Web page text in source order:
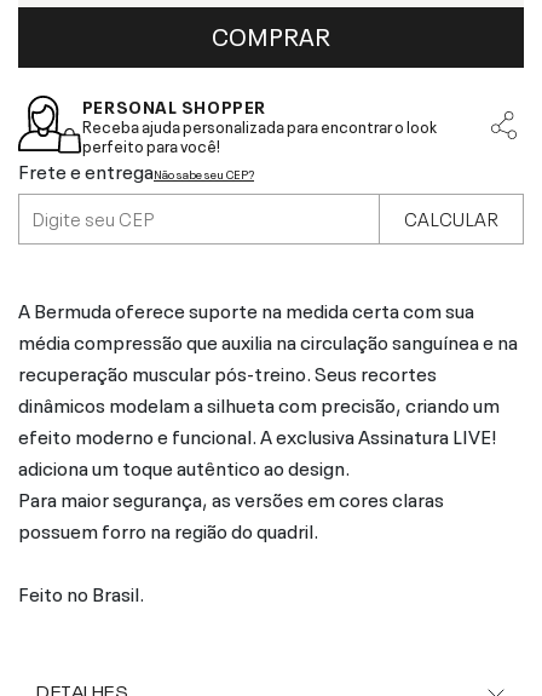
COMPRAR
PERSONAL SHOPPER
Receba ajuda personalizada para encontrar o look
perfeito para você!
Frete e entregaNão sabe seu CEP?
CALCULAR
A Bermuda oferece suporte na medida certa com sua
média compressão que auxilia na circulação sanguínea e na
recuperação muscular pós-treino. Seus recortes
dinâmicos modelam a silhueta com precisão, criando um
efeito moderno e funcional. A exclusiva Assinatura LIVE!
adiciona um toque autêntico ao design.
Para maior segurança, as versões em cores claras
possuem forro na região do quadril.
Feito no Brasil.
DETALHES